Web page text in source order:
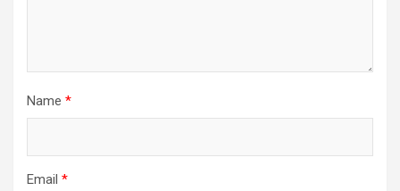
Name *
Email *